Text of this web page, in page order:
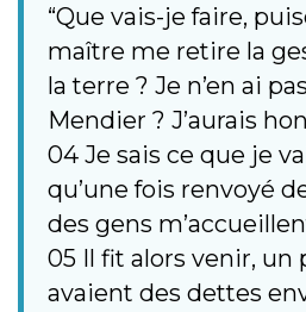
“Que vais-je faire,
maître me retire la
la terre ? Je n’en ai
Mendier ? J’aurais
04 Je sais ce que je
qu’une fois renvoyé
des gens
05 Il fit alors venir, un
avaient des dettes